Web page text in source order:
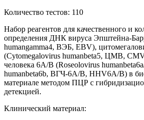
Количество тестов: 110
Набор реагентов для качественного и
определения ДНК вируса Эпштейна-
humangamma4, ВЭБ, EBV),
(Cytomegalovirus humanbeta5, ЦМВ,
человека 6A/B (Roseolovirus
humanbeta6b, ВГЧ-6А/В, HHV6A/B) в
материале методом ПЦР с
детекцией.
Клинический материал: